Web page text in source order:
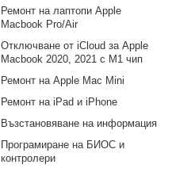
Ремонт на лаптопи Apple
Macbook Pro/Air
Отключване от iCloud за Apple
Macbook 2020, 2021 с M1 чип
Ремонт на Apple Mac Mini
Ремонт на iPad и iPhone
Възстановяване на информация
Програмиране на БИОС и
контролери